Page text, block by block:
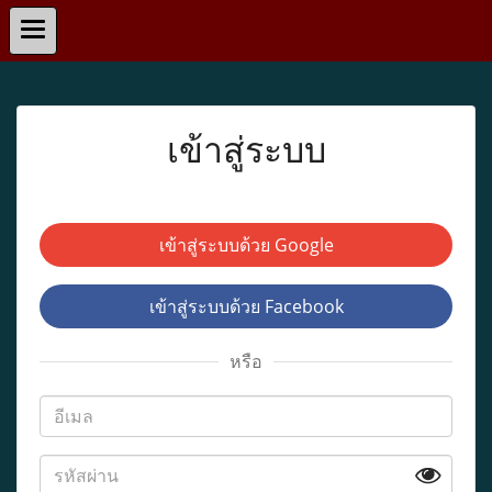
เข้าสู่ระบบ
เข้าสู่ระบบด้วย Google
เข้าสู่ระบบด้วย Facebook
หรือ